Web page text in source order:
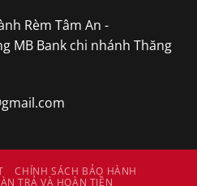
Rèm Tâm An -
MB Bank chi nhánh Thăng
CHÍNH SÁCH BẢO HÀNH
TRẢ VÀ HOÀN TIỀN